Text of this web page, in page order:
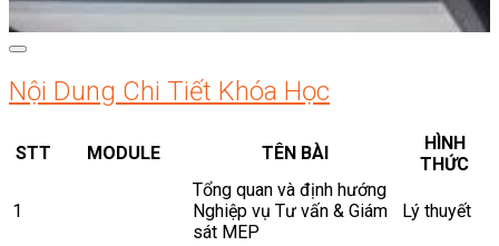
Nội Dung Chi Tiết Khóa Học
STT MODULE TÊN BÀI
HÌNH
THỨC
1
Tổng quan và định hướng
Nghiệp vụ Tư vấn & Giám
sát MEP
Lý thuyết